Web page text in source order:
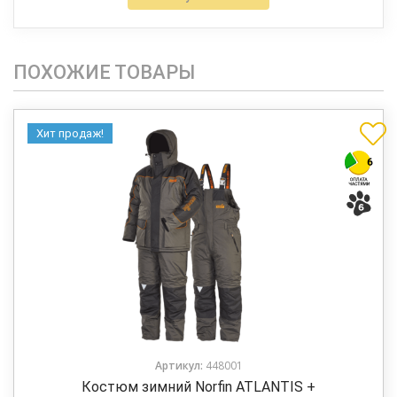
ПОХОЖИЕ ТОВАРЫ
Хит продаж!
Артикул: 448001
Костюм зимний Norfin ATLANTIS +